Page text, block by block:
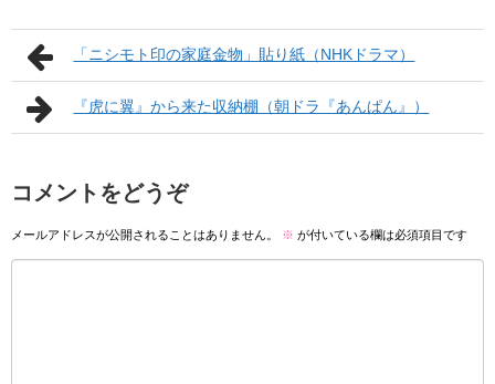
「ニシモト印の家庭金物」貼り紙（NHKドラマ）
『虎に翼』から来た収納棚（朝ドラ『あんぱん』）
コメントをどうぞ
メールアドレスが公開されることはありません。 ※ が付いている欄は必須項目です